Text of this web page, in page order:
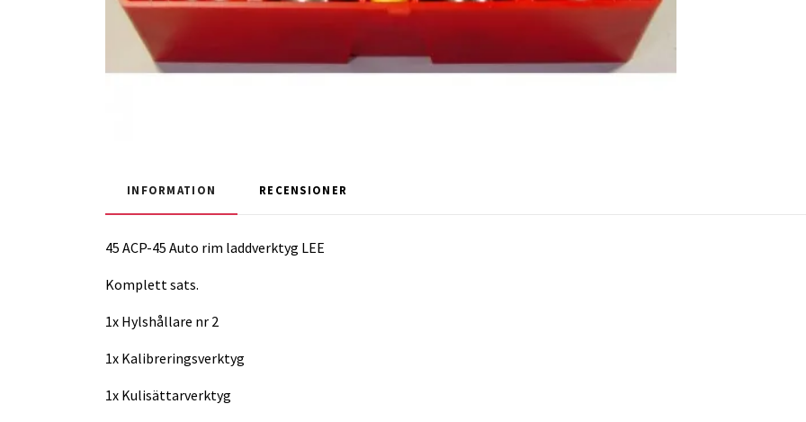
INFORMATION RECENSIONER
45 ACP-45 Auto rim laddverktyg LEE
Komplett sats.
1x Hylshållare nr 2
1x Kalibreringsverktyg
1x Kulisättarverktyg